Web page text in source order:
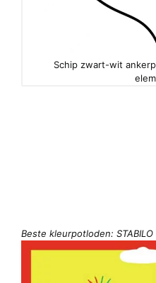
Schip zwart-wit
Beste kleurpotloden: